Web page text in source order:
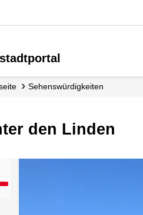
Sehenswürdigkeiten
den Linden